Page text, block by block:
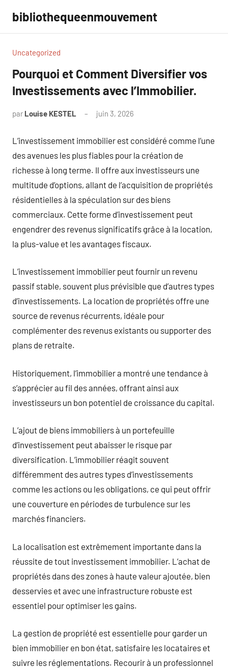
contenu
bibliothequeenmouvement
Uncategorized
Pourquoi et Comment Diversifier vos
Investissements avec l’Immobilier.
par Louise KESTEL juin 3, 2026
L’investissement immobilier est considéré comme l’une
des avenues les plus fiables pour la création de
richesse à long terme. Il offre aux investisseurs une
multitude d’options, allant de l’acquisition de propriétés
résidentielles à la spéculation sur des biens
commerciaux. Cette forme d’investissement peut
engendrer des revenus significatifs grâce à la location,
la plus-value et les avantages fiscaux.
L’investissement immobilier peut fournir un revenu
passif stable, souvent plus prévisible que d’autres types
d’investissements. La location de propriétés offre une
source de revenus récurrents, idéale pour
complémenter des revenus existants ou supporter des
plans de retraite.
Historiquement, l’immobilier a montré une tendance à
s’apprécier au fil des années, offrant ainsi aux
investisseurs un bon potentiel de croissance du capital.
L’ajout de biens immobiliers à un portefeuille
d’investissement peut abaisser le risque par
diversification. L’immobilier réagit souvent
différemment des autres types d’investissements
comme les actions ou les obligations, ce qui peut offrir
une couverture en périodes de turbulence sur les
marchés financiers.
La localisation est extrêmement importante dans la
réussite de tout investissement immobilier. L’achat de
propriétés dans des zones à haute valeur ajoutée, bien
desservies et avec une infrastructure robuste est
essentiel pour optimiser les gains.
La gestion de propriété est essentielle pour garder un
bien immobilier en bon état, satisfaire les locataires et
suivre les réglementations. Recourir à un professionnel